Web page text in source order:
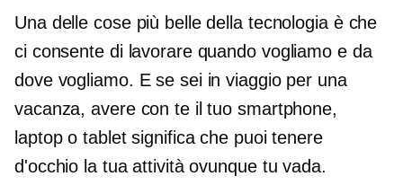
Una delle cose più belle della tecnologia è che
ci consente di lavorare quando vogliamo e da
dove vogliamo. E se sei in viaggio per una
vacanza, avere con te il tuo smartphone,
laptop o tablet significa che puoi tenere
d'occhio la tua attività ovunque tu vada.